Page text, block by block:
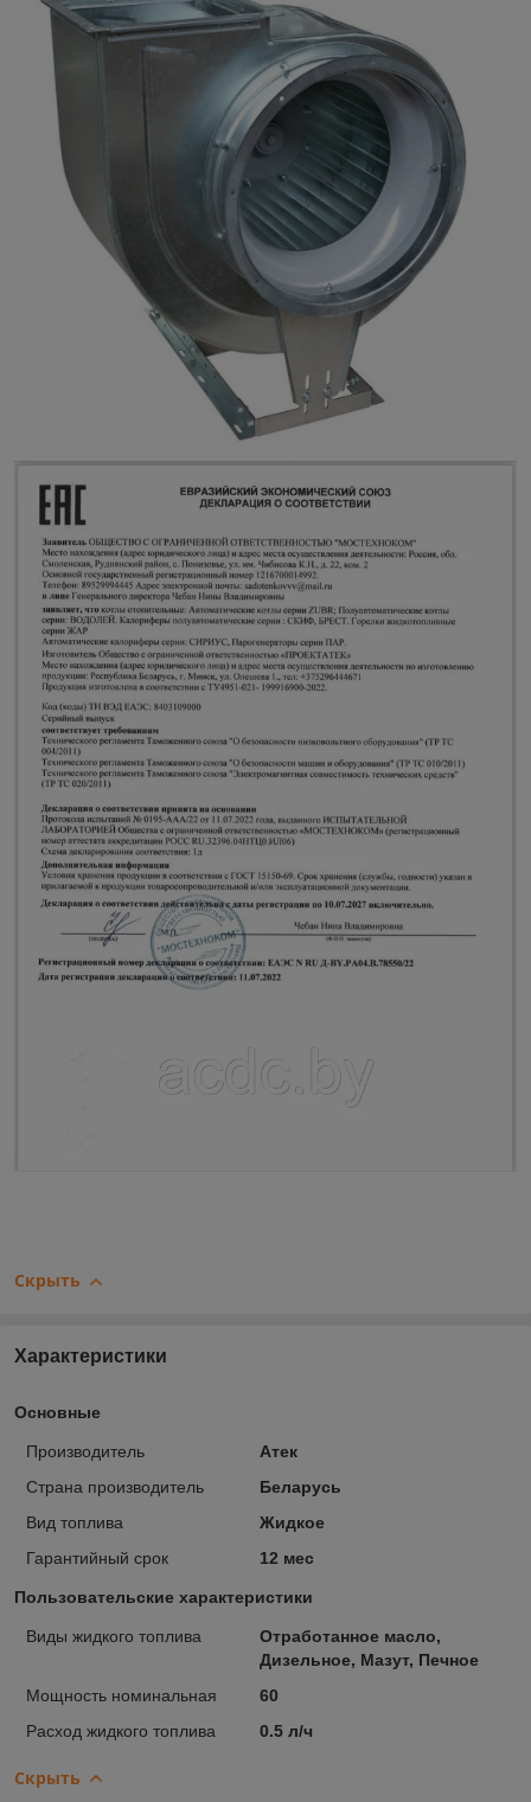
Скрыть
Характеристики
Основные
Производитель
Атек
Страна производитель
Беларусь
Вид топлива
Жидкое
Гарантийный срок
12 мес
Пользовательские характеристики
Виды жидкого топлива
Отработанное масло,
Дизельное, Мазут, Печное
Мощность номинальная
60
Расход жидкого топлива
0.5 л/ч
Скрыть